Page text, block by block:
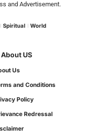
and Advertisement.
Spiritual World
About US
Us
and Conditions
Policy
Redressal